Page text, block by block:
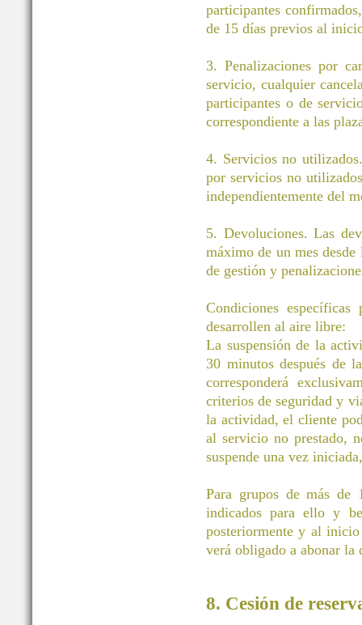
participantes
de 15 días previos al
3. Penalizaciones por
servicio, cualquier
participantes o de
correspondiente a las
4. Servicios no
por servicios no
independientemente del
5. Devoluciones. Las
máximo de un mes
de gestión y
Condiciones
desarrollen al aire libre:
La suspensión de la
30 minutos después de
corresponderá
criterios de seguridad y
la actividad, el cliente
al servicio no prestado,
suspende una vez
Para grupos de más de
indicados para ello y
posteriormente y al
verá obligado a abonar
8. Cesión de